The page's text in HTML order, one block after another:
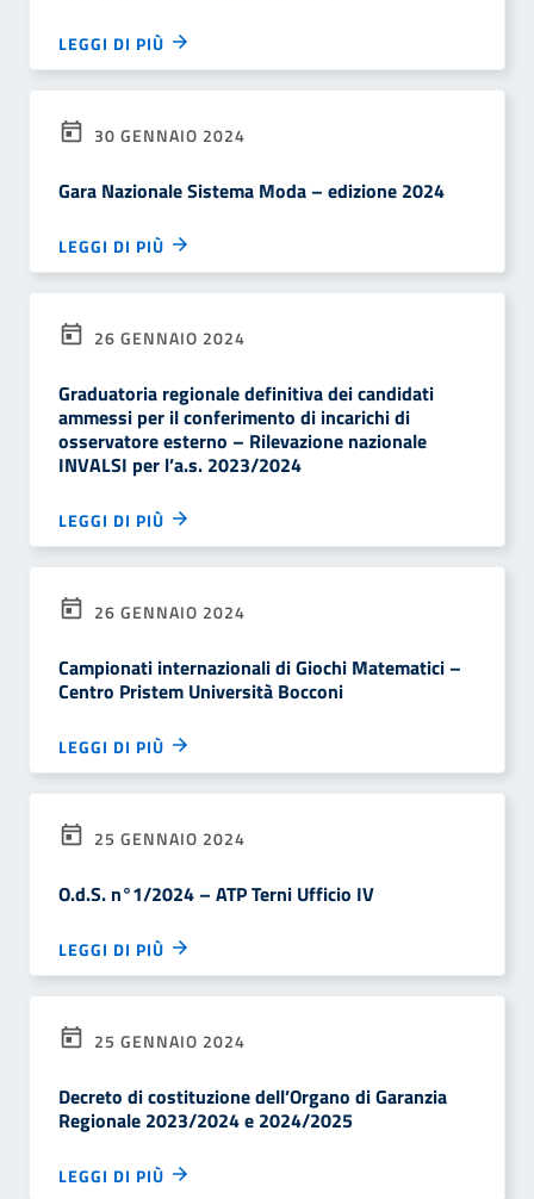
LEGGI DI PIÙ
30 GENNAIO 2024
Gara Nazionale Sistema Moda – edizione 2024
LEGGI DI PIÙ
26 GENNAIO 2024
Graduatoria regionale definitiva dei candidati
ammessi per il conferimento di incarichi di
osservatore esterno – Rilevazione nazionale
INVALSI per l’a.s. 2023/2024
LEGGI DI PIÙ
26 GENNAIO 2024
Campionati internazionali di Giochi Matematici –
Centro Pristem Università Bocconi
LEGGI DI PIÙ
25 GENNAIO 2024
O.d.S. n°1/2024 – ATP Terni Ufficio IV
LEGGI DI PIÙ
25 GENNAIO 2024
Decreto di costituzione dell’Organo di Garanzia
Regionale 2023/2024 e 2024/2025
LEGGI DI PIÙ